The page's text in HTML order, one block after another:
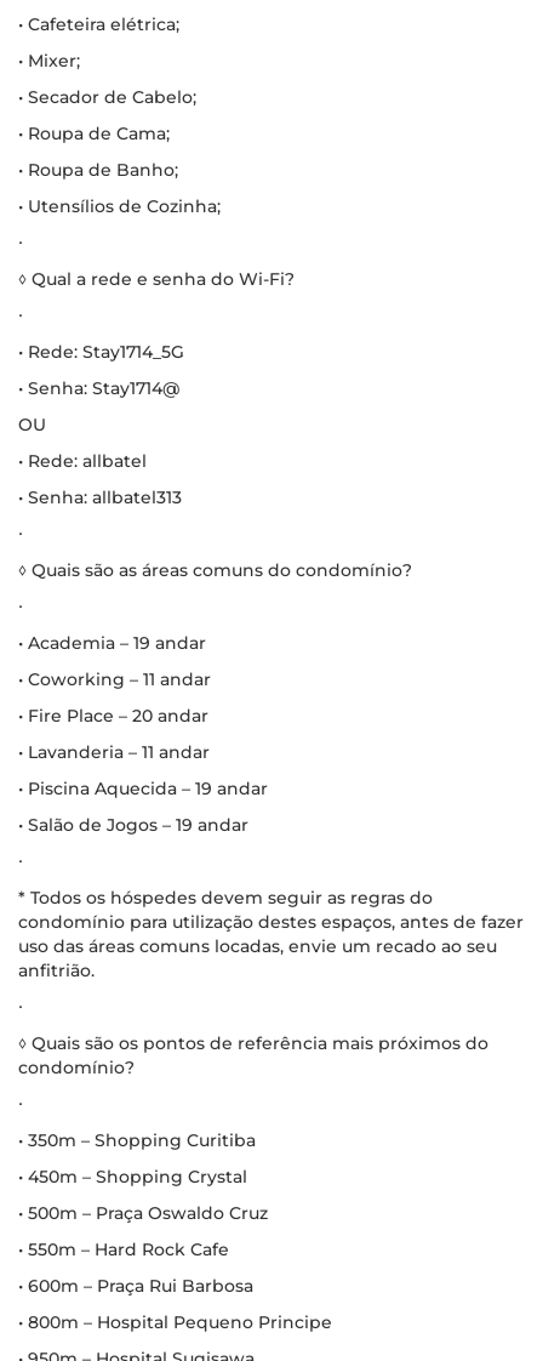
• Cafeteira elétrica;
• Mixer;
• Secador de Cabelo;
• Roupa de Cama;
• Roupa de Banho;
• Utensílios de Cozinha;
∙
◊ Qual a rede e senha do Wi-Fi?
∙
• Rede: Stay1714_5G
• Senha: Stay1714@
OU
• Rede: allbatel
• Senha: allbatel313
∙
◊ Quais são as áreas comuns do condomínio?
∙
• Academia – 19 andar
• Coworking – 11 andar
• Fire Place – 20 andar
• Lavanderia – 11 andar
• Piscina Aquecida – 19 andar
• Salão de Jogos – 19 andar
∙
* Todos os hóspedes devem seguir as regras do
condomínio para utilização destes espaços, antes de fazer
uso das áreas comuns locadas, envie um recado ao seu
anfitrião.
∙
◊ Quais são os pontos de referência mais próximos do
condomínio?
∙
• 350m – Shopping Curitiba
• 450m – Shopping Crystal
• 500m – Praça Oswaldo Cruz
• 550m – Hard Rock Cafe
• 600m – Praça Rui Barbosa
• 800m – Hospital Pequeno Principe